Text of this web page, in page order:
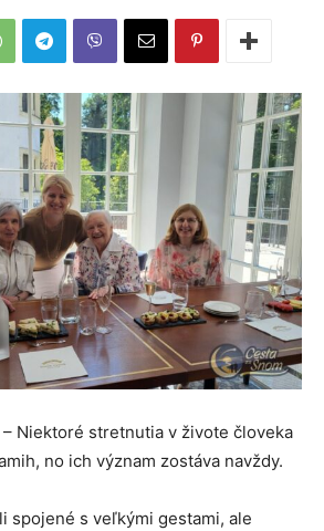
– Niektoré stretnutia v živote človeka
no ich význam zostáva navždy.
spojené s veľkými gestami, ale